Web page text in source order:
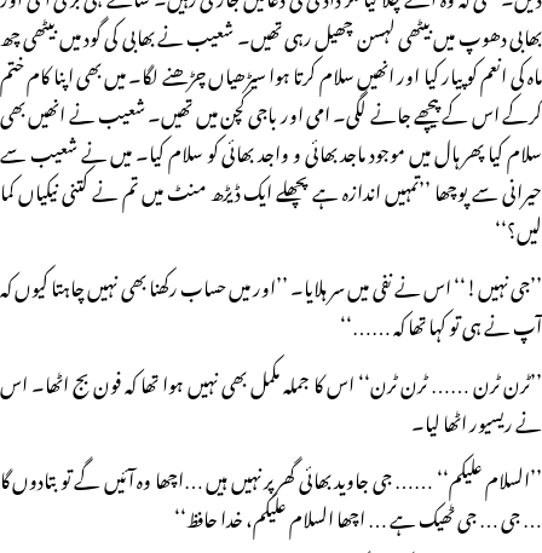
بھابی دھوپ میں بیٹھی لہسن چھیل رہی تھیں۔ شعیب نے بھابی کی گود میں بیٹھی چھ
ماہ کی انعم کو پیار کیا اور انھیں سلام کرتا ہوا سیڑھیاں چڑھنے لگا۔ میں بھی اپنا کام ختم
کرکے اس کے پیچھے جانے لگی۔ امی اور باجی کچن میں تھیں۔ شعیب نے انھیں بھی
سلام کیا پھر ہال میں موجود ماجد بھائی و واجد بھائی کو سلام کیا۔ میں نے شعیب سے
حیرانی سے پوچھا ’’تمہیں اندازہ ہے پچھلے ایک ڈیڑھ منٹ میں تم نے کتنی نیکیاں کما
لیں؟‘‘
’’جی نہیں!‘‘ اس نے نفی میں سر ہلایا۔ ’’اور میں حساب رکھنا بھی نہیں چاہتا کیوں کہ
آپ نے ہی تو کہا تھا کہ ……‘‘
’’ٹرن ٹرن …… ٹرن ٹرن‘‘ اس کا جملہ مکمل بھی نہیں ہوا تھا کہ فون بج اٹھا۔ اس
نے ریسیور اٹھا لیا۔
’’السلام علیکم‘‘ …… جی جاوید بھائی گھر پر نہیں ہیں …اچھا وہ آئیں گے تو بتادوں گا
… جی … جی ٹھیک ہے … اچھا السلام علیکم، خدا حافظ‘‘